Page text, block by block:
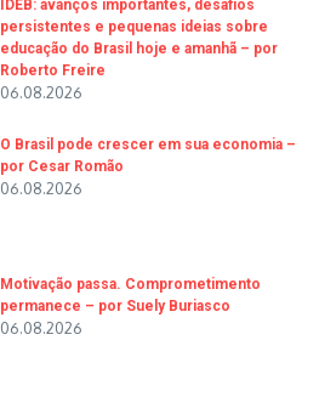
IDEB: avanços importantes, desafios
persistentes e pequenas ideias sobre
educação do Brasil hoje e amanhã – por
Roberto Freire
06.08.2026
O Brasil pode crescer em sua economia –
por Cesar Romão
06.08.2026
Motivação passa. Comprometimento
permanece – por Suely Buriasco
06.08.2026